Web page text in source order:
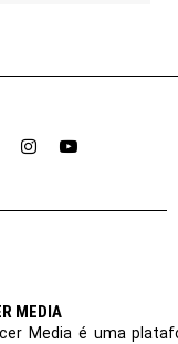
InstagramYouTube
MEDIA
Media é uma